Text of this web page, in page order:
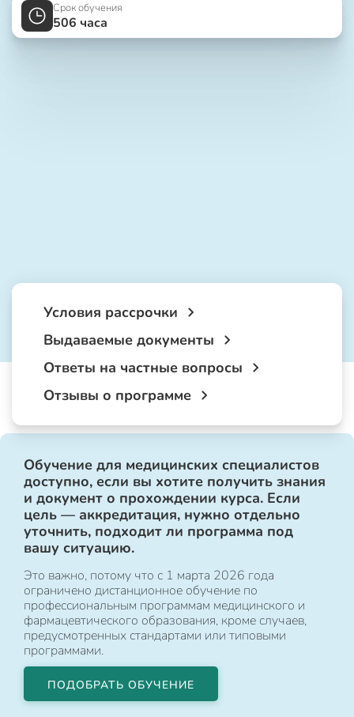
Срок обучения
506 часа
Условия рассрочки
Выдаваемые документы
Ответы на частные вопросы
Отзывы о программе
Обучение для медицинских специалистов
доступно, если вы хотите получить знания
и документ о прохождении курса. Если
цель — аккредитация, нужно отдельно
уточнить, подходит ли программа под
вашу ситуацию.
Это важно, потому что с 1 марта 2026 года
ограничено дистанционное обучение по
профессиональным программам медицинского и
фармацевтического образования, кроме случаев,
предусмотренных стандартами или типовыми
программами.
ПОДОБРАТЬ ОБУЧЕНИЕ